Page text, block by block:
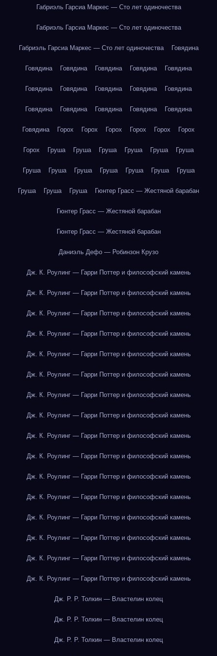
Габриэль Гарсиа Маркес — Сто лет одиночества
Габриэль Гарсиа Маркес — Сто лет одиночества
Габриэль Гарсиа Маркес — Сто лет одиночества Говядина
Говядина Говядина Говядина Говядина Говядина
Говядина Говядина Говядина Говядина Говядина
Говядина Говядина Говядина Говядина Говядина
Говядина Горох Горох Горох Горох Горох Горох
Горох Груша Груша Груша Груша Груша Груша
Груша Груша Груша Груша Груша Груша Груша
Груша Груша Груша Гюнтер Грасс — Жестяной барабан
Гюнтер Грасс — Жестяной барабан
Гюнтер Грасс — Жестяной барабан
Даниэль Дефо — Робинзон Крузо
Дж. К. Роулинг — Гарри Поттер и философский камень
Дж. К. Роулинг — Гарри Поттер и философский камень
Дж. К. Роулинг — Гарри Поттер и философский камень
Дж. К. Роулинг — Гарри Поттер и философский камень
Дж. К. Роулинг — Гарри Поттер и философский камень
Дж. К. Роулинг — Гарри Поттер и философский камень
Дж. К. Роулинг — Гарри Поттер и философский камень
Дж. К. Роулинг — Гарри Поттер и философский камень
Дж. К. Роулинг — Гарри Поттер и философский камень
Дж. К. Роулинг — Гарри Поттер и философский камень
Дж. К. Роулинг — Гарри Поттер и философский камень
Дж. К. Роулинг — Гарри Поттер и философский камень
Дж. К. Роулинг — Гарри Поттер и философский камень
Дж. К. Роулинг — Гарри Поттер и философский камень
Дж. К. Роулинг — Гарри Поттер и философский камень
Дж. К. Роулинг — Гарри Поттер и философский камень
Дж. Р. Р. Толкин — Властелин колец
Дж. Р. Р. Толкин — Властелин колец
Дж. Р. Р. Толкин — Властелин колец